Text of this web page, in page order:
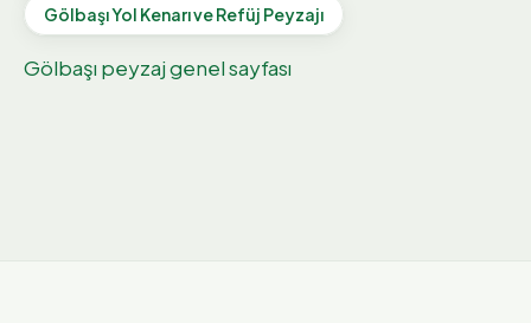
GölbaşıYol Kenarı ve Refüj Peyzajı
Gölbaşı peyzaj genel sayfası